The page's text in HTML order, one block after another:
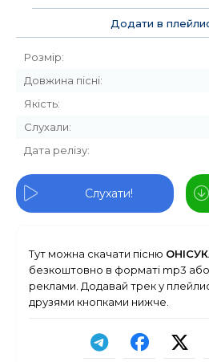
Додати в
Розмір:
Довжина пісні:
Якість:
Слухали:
Дата релізу:
Слухати!
Тут можна скачати пісню
безкоштовно в форматі mp3
реклами. Додавай трек у
друзями кнопками нижче.